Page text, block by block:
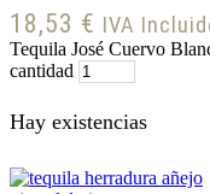
18,53 € IVA
Tequila José Cuervo
cantidad
Hay existencias